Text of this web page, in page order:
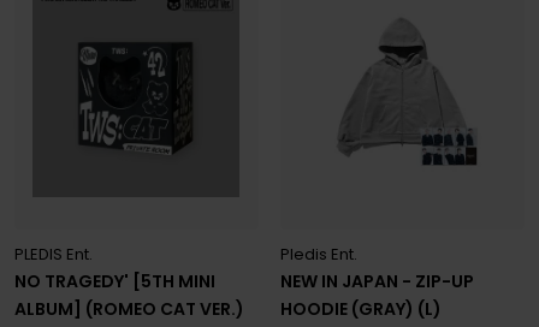
NO TRAGEDY' [5TH MINI
ALBUM] (ROMEO CAT VER.)
PLEDIS Ent.
NEW IN JAPAN - ZIP-UP
HOODIE (GRAY) (L)
Pledis Ent.